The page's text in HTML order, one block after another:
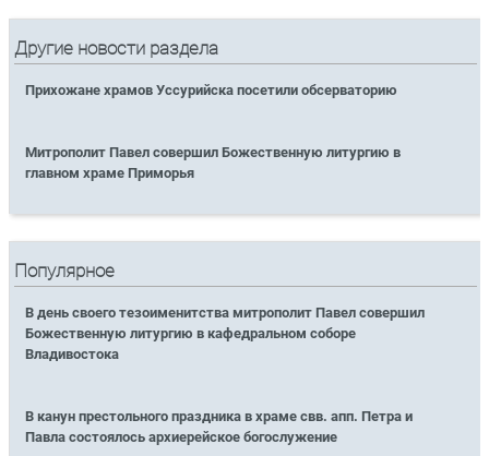
Другие новости раздела
Прихожане храмов Уссурийска посетили обсерваторию
Митрополит Павел совершил Божественную литургию в
главном храме Приморья
Популярное
В день своего тезоименитства митрополит Павел совершил
Божественную литургию в кафедральном соборе
Владивостока
В канун престольного праздника в храме свв. апп. Петра и
Павла состоялось архиерейское богослужение